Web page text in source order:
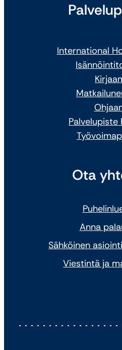
International
Palvelupiste
Ota
Anna
Sähköinen
Viestintä ja